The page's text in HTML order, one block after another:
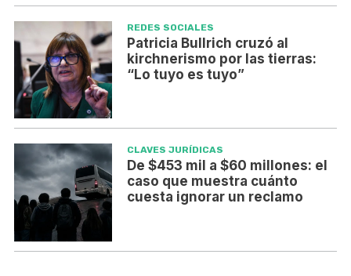
REDES SOCIALES
Patricia Bullrich cruzó al
kirchnerismo por las tierras:
“Lo tuyo es tuyo”
CLAVES JURÍDICAS
De $453 mil a $60 millones: el
caso que muestra cuánto
cuesta ignorar un reclamo